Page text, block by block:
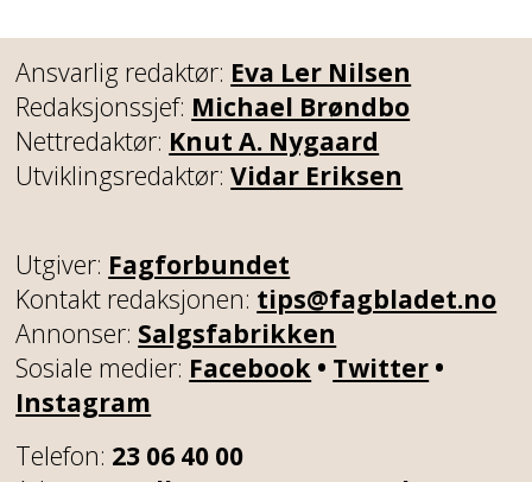
Ansvarlig redaktør: Eva Ler Nilsen
Redaksjonssjef: Michael Brøndbo
Nettredaktør: Knut A. Nygaard
Utviklingsredaktør:Vidar Eriksen
Utgiver: Fagforbundet
Kontakt redaksjonen: tips@fagbladet.no
Annonser: Salgsfabrikken
Sosiale medier: Facebook • Twitter •
Instagram
Telefon: 23 06 40 00